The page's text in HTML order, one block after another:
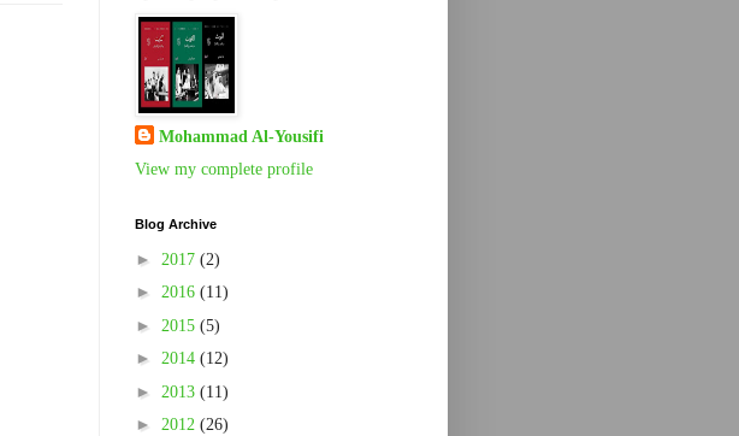
Mohammad Al-Yousifi
View my complete profile
Blog Archive
► 2017 (2)
► 2016 (11)
► 2015 (5)
► 2014 (12)
► 2013 (11)
► 2012 (26)